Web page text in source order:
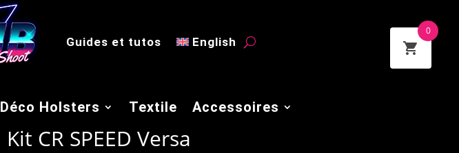
Guides et tutos English
Déco Holsters Textile Accessoires
Kit CR SPEED Versa
0